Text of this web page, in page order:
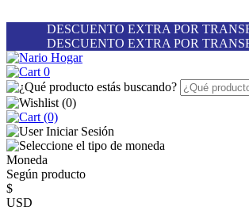
DESCUENTO EXTRA POR
DESCUENTO EXTRA POR
0
(0)
(0)
Iniciar Sesión
Moneda
Según producto
$
USD